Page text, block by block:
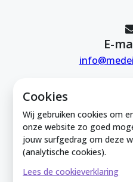
Cookies
Wij gebruiken cookies om
onze website zo goed
jouw surfgedrag om deze
(analytische cookies).
Lees de cookieverklaring
E-
Mede in Zutphen
Zutphense
Uitdaging: